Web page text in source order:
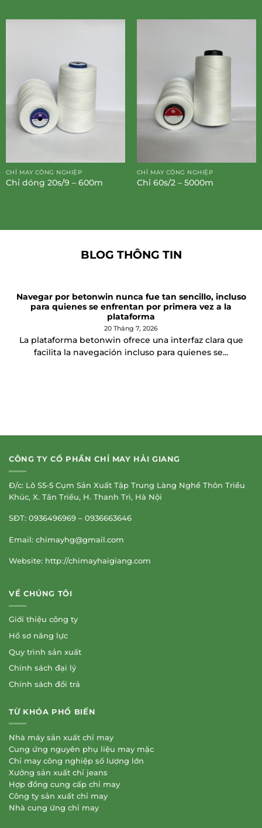
CHỈ MAY CÔNG NGHIỆP
Chỉ dóng 20s/9 – 600m
CHỈ MAY CÔNG NGHIỆP
Chỉ 60s/2 – 5000m
BLOG THÔNG TIN
Navegar por betonwin nunca fue tan sencillo, incluso
para quienes se enfrentan por primera vez a la
plataforma
20 Tháng 7, 2026
La plataforma betonwin ofrece una interfaz clara que
facilita la navegación incluso para quienes se...
CÔNG TY CỔ PHẦN CHỈ MAY HẢI GIANG
Đ/c: Lô S5-5 Cụm Sản Xuất Tập Trung Làng Nghề Thôn Triều
Khúc, X. Tân Triều, H. Thanh Trì, Hà Nội
SĐT: 0936496969 – 0936663646
Email: chimayhg@gmail.com
Website: http://chimayhaigiang.com
VỀ CHÚNG TÔI
Giới thiệu công ty
Hồ sơ năng lực
Quy trình sản xuất
Chính sách đại lý
Chính sách đổi trả
TỪ KHÓA PHỔ BIẾN
Nhà máy sản xuất chỉ may
Cung ứng nguyên phụ liệu may mặc
Chỉ may công nghiệp số lượng lớn
Xưởng sản xuất chỉ jeans
Hợp đồng cung cấp chỉ may
Công ty sản xuất chỉ may
Nhà cung ứng chỉ may